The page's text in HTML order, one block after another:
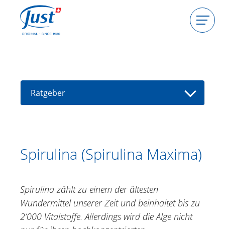
Beraterin werden
Ratgeber
Ratgeber
Alpenrose
Arnika
Ballonrebe, Herzsamen
Echinacea
Spirulina (Spirulina Maxima)
Spirulina zählt zu einem der ältesten
Wundermittel unserer Zeit und beinhaltet bis zu
2‘000 Vitalstoffe. Allerdings wird die Alge nicht